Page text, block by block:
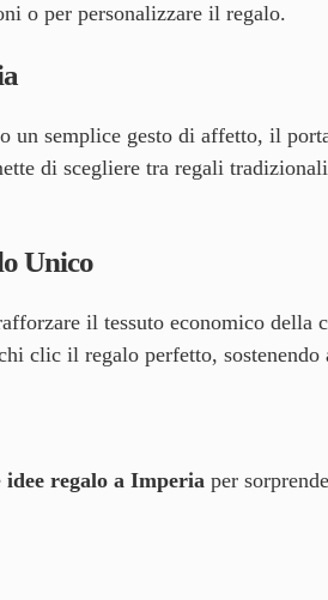
o per personalizzare il regalo.
un semplice gesto di affetto, il
di scegliere tra regali
Unico
il tessuto economico della
clic il regalo perfetto, sostenendo
idee regalo a Imperia per